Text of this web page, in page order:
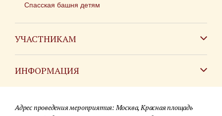
Спасская башня детям
УЧАСТНИКАМ
ИНФОРМАЦИЯ
Для СМИ
Адрес проведения мероприятия: Москва, Красная площадь